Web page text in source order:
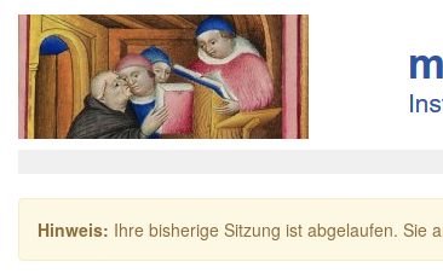
Hinweis: Ihre bisherige Sitzung ist abgelaufen. Sie